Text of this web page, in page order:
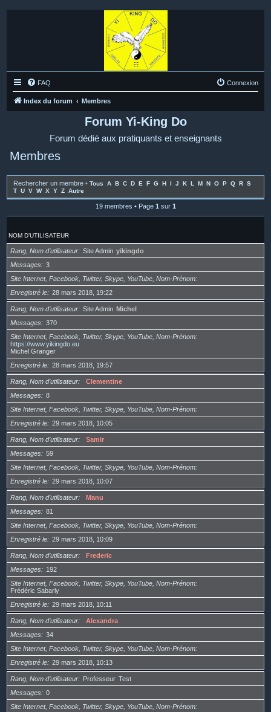
FAQ Connexion
Index du forum Membres
Forum Yi-King Do
Forum dédié aux pratiquants et enseignants
Membres
Rechercher un membre • Tous A B C D E F G H I J K L M N O P Q R S
T U V W X Y Z Autre
19 membres • Page 1 sur 1
NOM D’UTILISATEUR
Rang, Nom d’utilisateur Site Admin yikingdo
Messages
3
Site Internet, Facebook, Twitter, Skype, YouTube, Nom-Prénom
Enregistré le
28 mars 2018, 19:22
Rang, Nom d’utilisateur Site Admin Michel
Messages
370
Site Internet, Facebook, Twitter, Skype, YouTube, Nom-Prénom
https://www.yikingdo.eu
Michel Granger
Enregistré le
28 mars 2018, 19:57
Rang, Nom d’utilisateur
Clementine
Messages
8
Site Internet, Facebook, Twitter, Skype, YouTube, Nom-Prénom
Enregistré le
29 mars 2018, 10:05
Rang, Nom d’utilisateur
Samir
Messages
59
Site Internet, Facebook, Twitter, Skype, YouTube, Nom-Prénom
Enregistré le
29 mars 2018, 10:07
Rang, Nom d’utilisateur
Manu
Messages
81
Site Internet, Facebook, Twitter, Skype, YouTube, Nom-Prénom
Enregistré le
29 mars 2018, 10:09
Rang, Nom d’utilisateur
Frederic
Messages
192
Site Internet, Facebook, Twitter, Skype, YouTube, Nom-Prénom
Frédéric Sabarly
Enregistré le
29 mars 2018, 10:11
Rang, Nom d’utilisateur
Alexandra
Messages
34
Site Internet, Facebook, Twitter, Skype, YouTube, Nom-Prénom
Enregistré le
29 mars 2018, 10:13
Rang, Nom d’utilisateur Professeur Test
Messages
0
Site Internet, Facebook, Twitter, Skype, YouTube, Nom-Prénom